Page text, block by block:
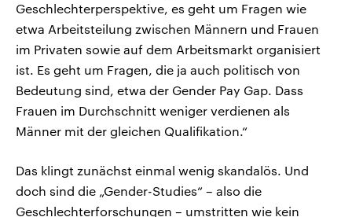
Geschlechterperspektive, es geht um Fragen wie
etwa Arbeitsteilung zwischen Männern und Frauen
im Privaten sowie auf dem Arbeitsmarkt organisiert
ist. Es geht um Fragen, die ja auch politisch von
Bedeutung sind, etwa der Gender Pay Gap. Dass
Frauen im Durchschnitt weniger verdienen als
Männer mit der gleichen Qualifikation.“
Das klingt zunächst einmal wenig skandalös. Und
doch sind die „Gender-Studies“ – also die
Geschlechterforschungen – umstritten wie kein